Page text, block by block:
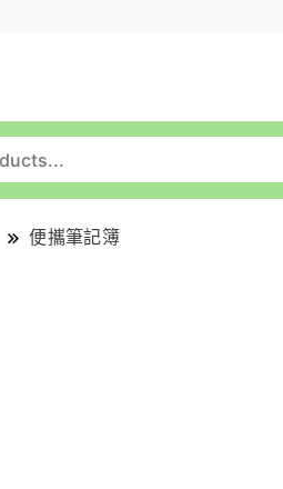
便攜筆記簿